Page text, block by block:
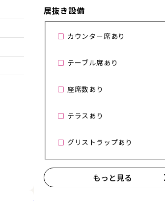
詳細を見る
居抜き設備
カウンター席あり
テーブル席あり
座席数あり
テラスあり
グリストラップあり
もっと見る